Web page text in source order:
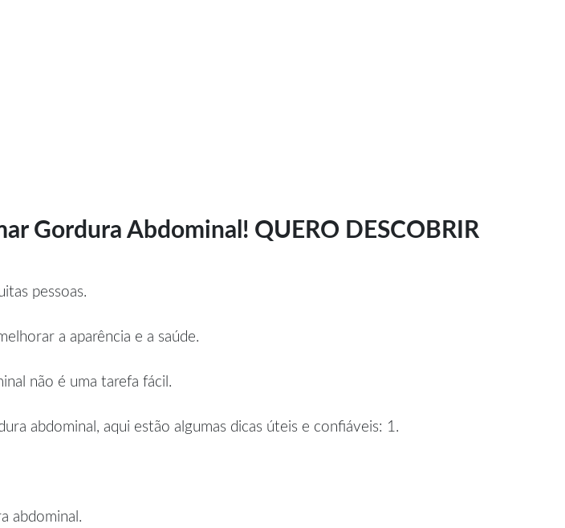
Gordura Abdominal! QUERO DESCOBRIR
pessoas.
a aparência e a saúde.
não é uma tarefa fácil.
abdominal, aqui estão algumas dicas úteis e confiáveis: 1.
abdominal.